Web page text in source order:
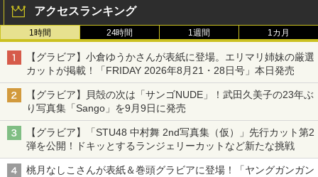
アクセスランキング
1時間 24時間 1週間 1カ月
【グラビア】小倉ゆうかさんが表紙に登場。エリマリ姉妹の厳選
カットが掲載！「FRIDAY 2026年8⽉21・28日号」本日発売
【グラビア】貝殻の次は「サンゴNUDE」！武田久美子の23年ぶ
り写真集「Sango」を9月9日に発売
【グラビア】「STU48 中村舞 2nd写真集（仮）」先行カット第2
弾を公開！ドキッとするランジェリーカットなど新たな挑戦
桃月なしこさんが表紙＆巻頭グラビアに登場！「ヤングガンガン